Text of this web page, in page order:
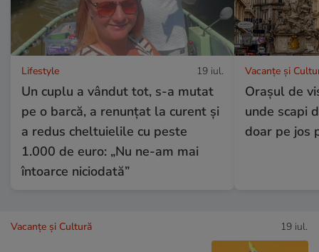
Lifestyle 19 iul.
Un cuplu a vândut tot, s-a mutat
pe o barcă, a renunțat la curent și
a redus cheltuielile cu peste
1.000 de euro: „Nu ne-am mai
întoarce niciodată”
Vacanțe și
Orașul de
unde scapi
doar pe jos
Vacanțe și Cultură 19 iul.